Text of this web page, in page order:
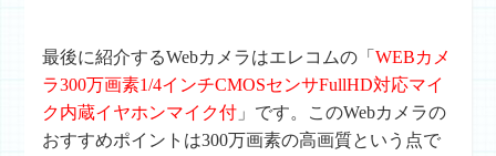
最後に紹介するWebカメラはエレコムの「WEBカメ
ラ300万画素1/4インチCMOSセンサFullHD対応マイ
ク内蔵イヤホンマイク付 」です。このWebカメラの
おすすめポイントは300万画素の高画質という点で